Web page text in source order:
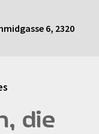
6, 2320
die